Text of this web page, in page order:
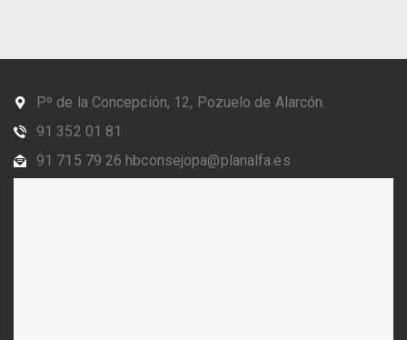
Pº de la Concepción, 12, Pozuelo de Alarcón.
91 352 01 81
91 715 79 26 hbconsejopa@planalfa.es